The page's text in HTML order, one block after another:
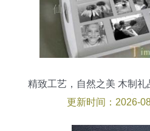
精致工艺，自然之美 木制
选择
更新时间：2026-